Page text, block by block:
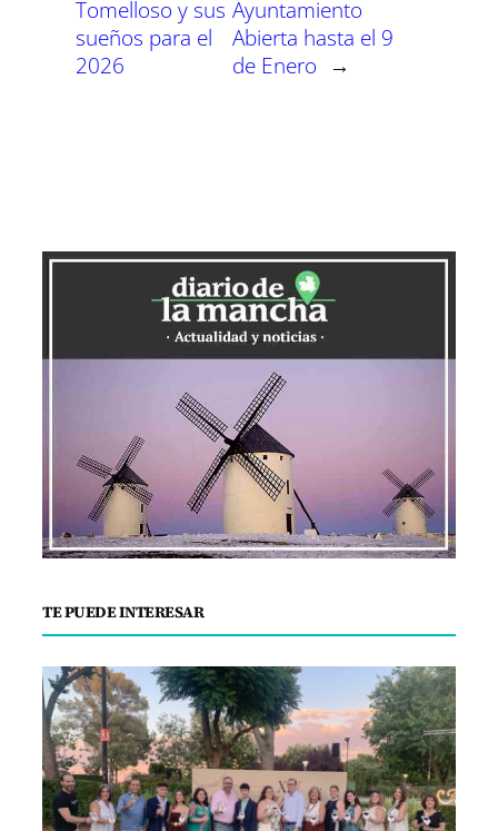
Tomelloso y sus
sueños para el
2026
Ayuntamiento
Abierta hasta el 9
de Enero →
TE PUEDE INTERESAR